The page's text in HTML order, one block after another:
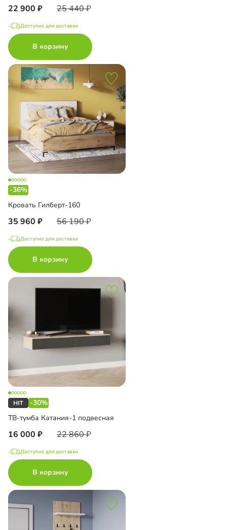
22 900 25 440
Доступно для доставки
В корзину
-36%
Кровать Гилберт-160
35 960 56 190
Доступно для доставки
В корзину
-30%
ТВ-тумба Катания-1 подвесная
16 000 22 860
Доступно для доставки
В корзину